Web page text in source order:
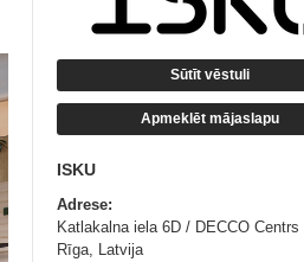
Sūtīt vēstuli
Apmeklēt mājaslapu
ISKU
Adrese:
Katlakalna iela 6D / DECCO Centrs
Rīga, Latvija